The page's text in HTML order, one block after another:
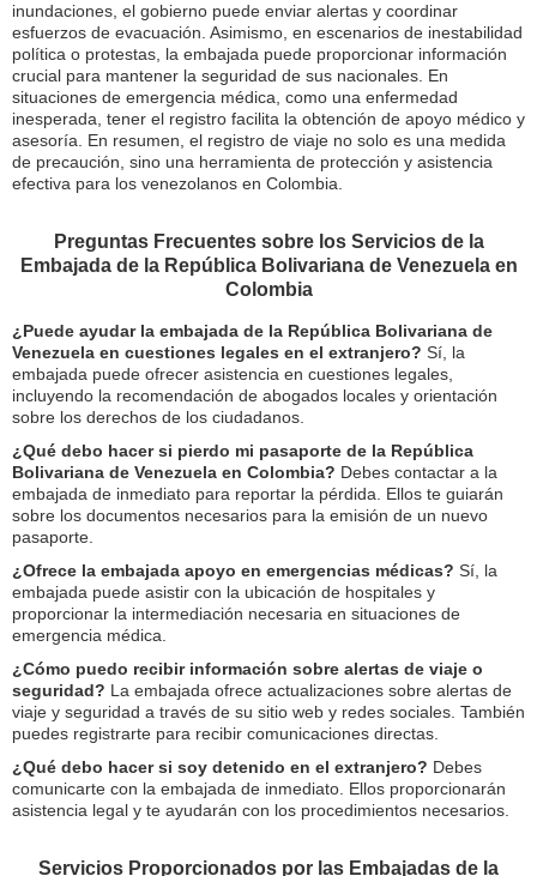
inundaciones, el gobierno puede enviar alertas y coordinar
esfuerzos de evacuación. Asimismo, en escenarios de inestabilidad
política o protestas, la embajada puede proporcionar información
crucial para mantener la seguridad de sus nacionales. En
situaciones de emergencia médica, como una enfermedad
inesperada, tener el registro facilita la obtención de apoyo médico y
asesoría. En resumen, el registro de viaje no solo es una medida
de precaución, sino una herramienta de protección y asistencia
efectiva para los venezolanos en Colombia.
Preguntas Frecuentes sobre los Servicios de la
Embajada de la República Bolivariana de Venezuela en
Colombia
¿Puede ayudar la embajada de la República Bolivariana de
Venezuela en cuestiones legales en el extranjero? Sí, la
embajada puede ofrecer asistencia en cuestiones legales,
incluyendo la recomendación de abogados locales y orientación
sobre los derechos de los ciudadanos.
¿Qué debo hacer si pierdo mi pasaporte de la República
Bolivariana de Venezuela en Colombia? Debes contactar a la
embajada de inmediato para reportar la pérdida. Ellos te guiarán
sobre los documentos necesarios para la emisión de un nuevo
pasaporte.
¿Ofrece la embajada apoyo en emergencias médicas? Sí, la
embajada puede asistir con la ubicación de hospitales y
proporcionar la intermediación necesaria en situaciones de
emergencia médica.
¿Cómo puedo recibir información sobre alertas de viaje o
seguridad? La embajada ofrece actualizaciones sobre alertas de
viaje y seguridad a través de su sitio web y redes sociales. También
puedes registrarte para recibir comunicaciones directas.
¿Qué debo hacer si soy detenido en el extranjero? Debes
comunicarte con la embajada de inmediato. Ellos proporcionarán
asistencia legal y te ayudarán con los procedimientos necesarios.
Servicios Proporcionados por las Embajadas de la